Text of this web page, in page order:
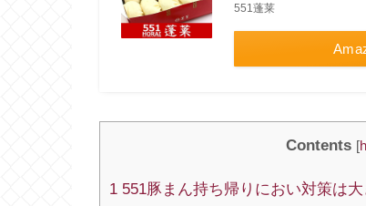
551蓬莱
Contents [
1 551豚まん持ち帰りにおい対策は